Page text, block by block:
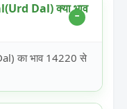
Dal) क्या भाव
का भाव 14220 से